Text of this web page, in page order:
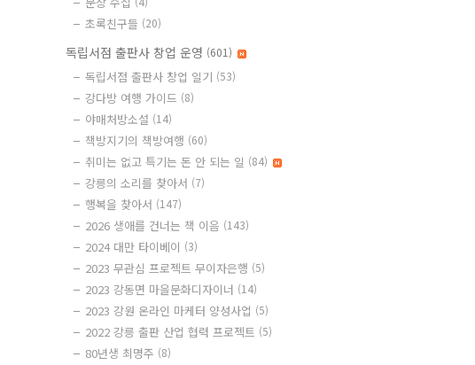
초록친구들 (20)
독립서점 출판사 창업 운영 (601)
독립서점 출판사 창업 일기 (53)
강다방 여행 가이드 (8)
야매처방소설 (14)
책방지기의 책방여행 (60)
취미는 없고 특기는 돈 안 되는 일 (84)
강릉의 소리를 찾아서 (7)
행복을 찾아서 (147)
2026 생애를 건너는 책 이음 (143)
2024 대만 타이베이 (3)
2023 무관심 프로젝트 무이자은행 (5)
2023 강동면 마을문화디자이너 (14)
2023 강원 온라인 마케터 양성사업 (5)
2022 강릉 출판 산업 협력 프로젝트 (5)
80년생 최명주 (8)